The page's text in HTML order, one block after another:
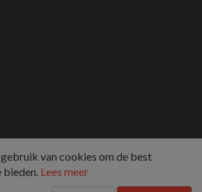
van cookies om de best
bieden. Lees meer